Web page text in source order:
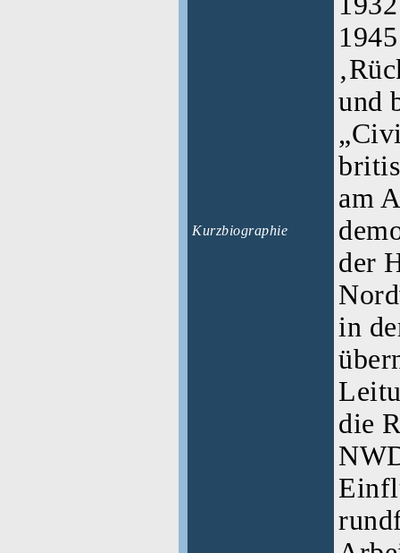
Kurzbiographie
und
am
der
in
die